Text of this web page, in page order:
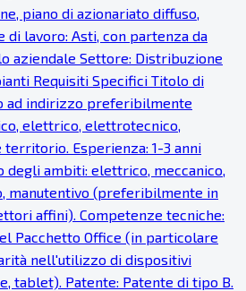
piano di azionariato diffuso,
di lavoro: Asti, con partenza da
aziendale Settore: Distribuzione
Requisiti Specifici Titolo di
ad indirizzo preferibilmente
elettrico, elettrotecnico,
Esperienza: 1-3 anni
degli ambiti: elettrico, meccanico,
manutentivo (preferibilmente in
affini). Competenze tecniche:
Pacchetto Office (in particolare
nell'utilizzo di dispositivi
tablet). Patente: Patente di tipo B.